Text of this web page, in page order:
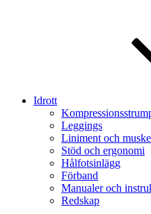
Idrott
Leggings
Liniment och
Stöd och ergonomi
Hålfotsinlägg
Förband
Manualer och
Redskap